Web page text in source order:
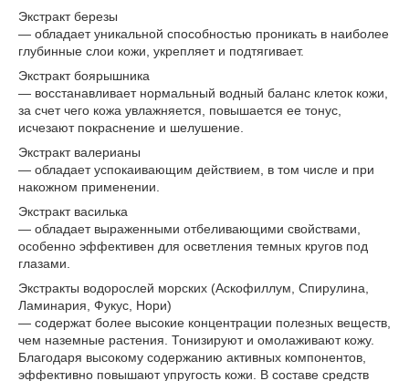
Экстракт березы
— обладает уникальной способностью проникать в наиболее
глубинные слои кожи, укрепляет и подтягивает.
Экстракт боярышника
— восстанавливает нормальный водный баланс клеток кожи,
за счет чего кожа увлажняется, повышается ее тонус,
исчезают покраснение и шелушение.
Экстракт валерианы
— обладает успокаивающим действием, в том числе и при
накожном применении.
Экстракт василька
— обладает выраженными отбеливающими свойствами,
особенно эффективен для осветления темных кругов под
глазами.
Экстракты водорослей морских (Аскофиллум, Спирулина,
Ламинария, Фукус, Нори)
— содержат более высокие концентрации полезных веществ,
чем наземные растения. Тонизируют и омолаживают кожу.
Благодаря высокому содержанию активных компонентов,
эффективно повышают упругость кожи. В составе средств